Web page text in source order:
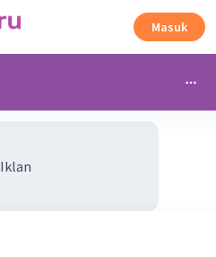
Masuk
Iklan